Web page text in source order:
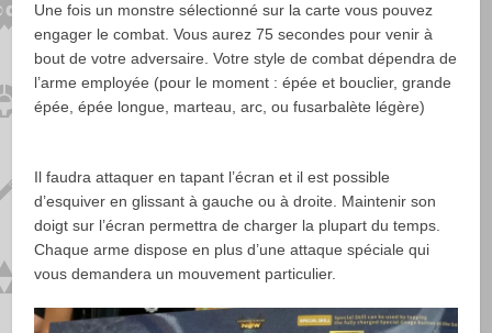
Une fois un monstre sélectionné sur la carte vous pouvez
engager le combat. Vous aurez 75 secondes pour venir à
bout de votre adversaire. Votre style de combat dépendra de
l’arme employée (pour le moment : épée et bouclier, grande
épée, épée longue, marteau, arc, ou fusarbalète légère)
Il faudra attaquer en tapant l’écran et il est possible
d’esquiver en glissant à gauche ou à droite. Maintenir son
doigt sur l’écran permettra de charger la plupart du temps.
Chaque arme dispose en plus d’une attaque spéciale qui
vous demandera un mouvement particulier.